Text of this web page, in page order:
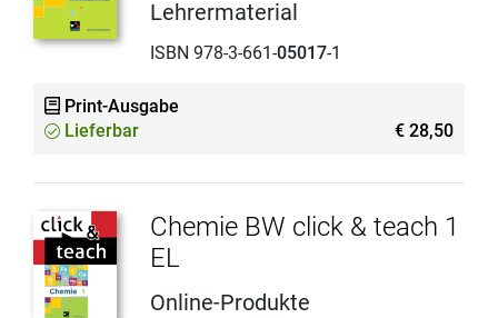
Lehrermaterial
ISBN 978-3-661-05017-1
Print-Ausgabe
Lieferbar
€ 28,50
Chemie BW click & teach 1
EL
Online-Produkte